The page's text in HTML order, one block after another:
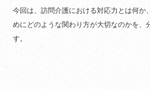
今回は、訪問介護における対応力とは何か
めにどのような関わり方が大切なのかを、
す。